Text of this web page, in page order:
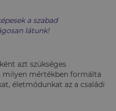
a szabad
látunk!
azt szükséges
milyen mértékben formálta
életmódunkat az a családi